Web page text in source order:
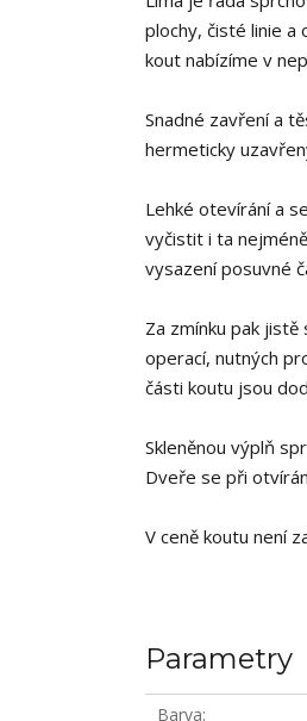
plochy, čisté linie a
kout nabízíme v
Snadné zavření a
hermeticky
Lehké otevírání a
vyčistit i ta
vysazení posuvné
Za zmínku pak
operací, nutných
části koutu jsou
Skleněnou výplň
Dveře se při
V ceně koutu není
Parametry
Barva